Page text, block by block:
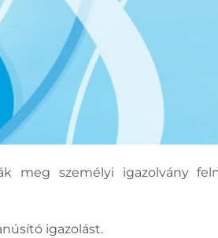
meg személyi igazolvány
igazolást.